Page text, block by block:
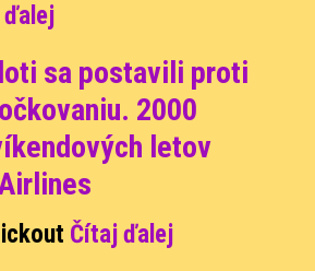
sa postavili proti
2000
letov
Čítaj ďalej